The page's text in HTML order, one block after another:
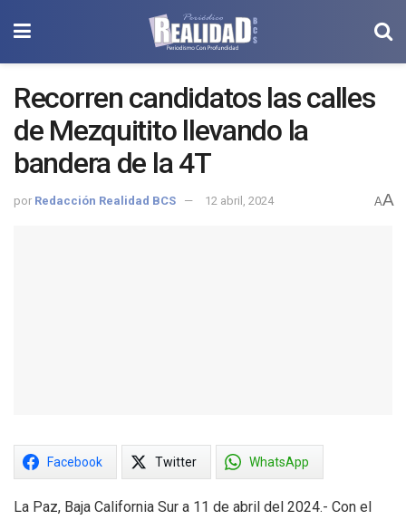
Recorren candidatos las calles
de Mezquitito llevando la
bandera de la 4T
por Redacción Realidad BCS 12 abril, 2024 AA
Facebook Twitter WhatsApp
La Paz, Baja California Sur a 11 de abril del 2024.- Con el